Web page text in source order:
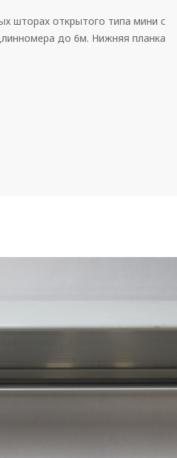
шторах открытого типа мини с
до 6м. Нижняя планка